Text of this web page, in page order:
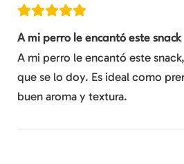
A mi perro le encantó este snack
A mi perro le encantó este
que se lo doy. Es ideal como
buen aroma y textura.